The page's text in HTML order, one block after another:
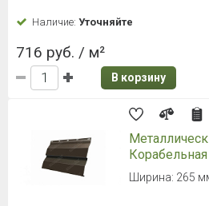
Наличие: Уточняйте
716 руб. / м²
В корзину
Ширина: 265